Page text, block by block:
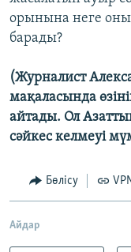
орынына неге
барады?
(Журналист
мақаласында
айтады. Ол
сәйкес келмеуі
Бөлісу
Айдар